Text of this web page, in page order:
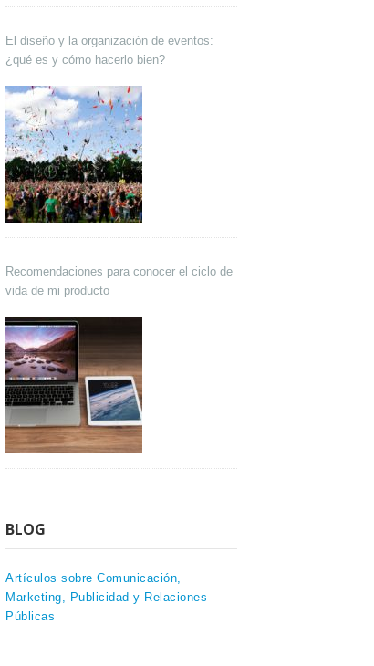
El diseño y la organización de eventos:
¿qué es y cómo hacerlo bien?
Recomendaciones para conocer el ciclo de
vida de mi producto
BLOG
Artículos sobre Comunicación,
Marketing, Publicidad y Relaciones
Públicas